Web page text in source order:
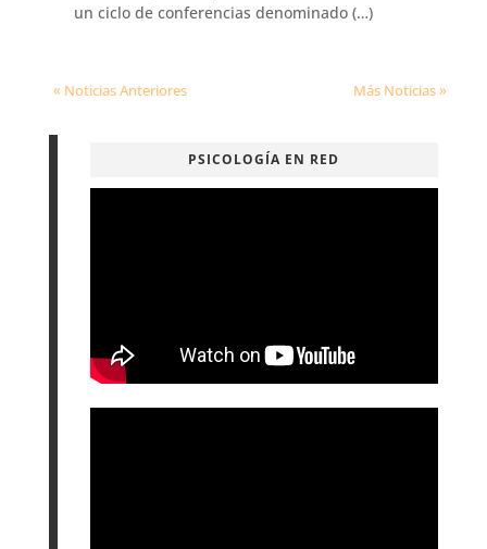
un ciclo de conferencias denominado (…)
« Noticias Anteriores Más Noticias »
PSICOLOGÍA EN RED